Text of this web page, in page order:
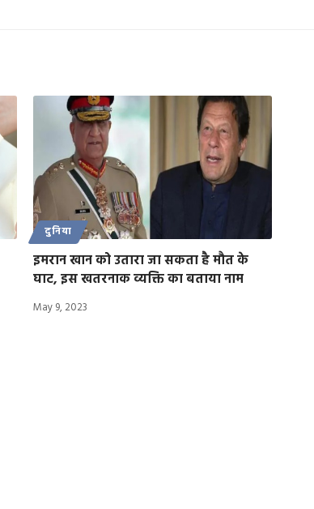
दुनिया
इमरान खान को उतारा जा सकता है मौत के
घाट, इस खतरनाक व्यक्ति का बताया नाम
May 9, 2023